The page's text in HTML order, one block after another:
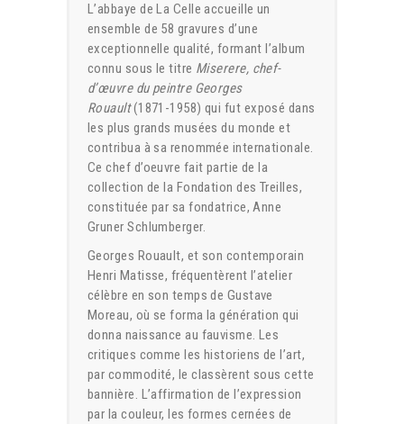
L’abbaye de La Celle accueille un
ensemble de 58 gravures d’une
exceptionnelle qualité, formant l’album
connu sous le titre Miserere, chef-
d’œuvre du peintre Georges
Rouault(1871-1958) qui fut exposé dans
les plus grands musées du monde et
contribua à sa renommée internationale.
Ce chef d’oeuvre fait partie de la
collection de la Fondation des Treilles,
constituée par sa fondatrice, Anne
Gruner Schlumberger.
Georges Rouault, et son contemporain
Henri Matisse, fréquentèrent l’atelier
célèbre en son temps de Gustave
Moreau, où se forma la génération qui
donna naissance au fauvisme. Les
critiques comme les historiens de l’art,
par commodité, le classèrent sous cette
bannière. L’affirmation de l’expression
par la couleur, les formes cernées de